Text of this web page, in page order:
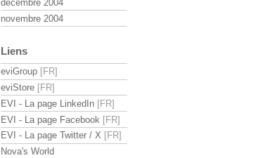
décembre 2004
novembre 2004
Liens
eviGroup
eviStore
EVI - La page LinkedIn
EVI - La page Facebook
EVI - La page Twitter / X
Nova's World